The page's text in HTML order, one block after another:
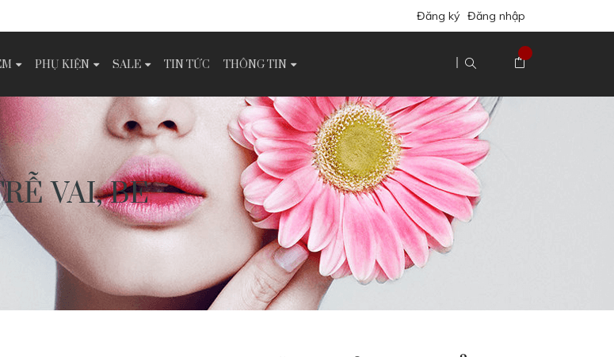
Đăng ký Đăng nhập
PHỤ KIỆN SALE TIN TỨC THÔNG TIN
VAI, BE